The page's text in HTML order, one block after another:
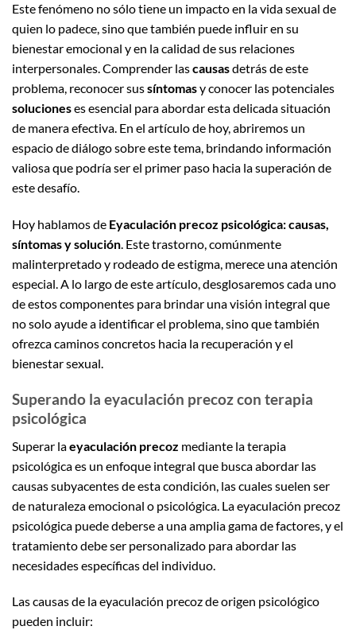
Este fenómeno no sólo tiene un impacto en la vida sexual de
quien lo padece, sino que también puede influir en su
bienestar emocional y en la calidad de sus relaciones
interpersonales. Comprender lascausasdetrás de este
problema, reconocer sussíntomasy conocer las potenciales
solucioneses esencial para abordar esta delicada situación
de manera efectiva. En el artículo de hoy, abriremos un
espacio de diálogo sobre este tema, brindando información
valiosa que podría ser el primer paso hacia la superación de
este desafío.
Hoy hablamos de Eyaculación precoz psicológica: causas,
síntomas y solución. Este trastorno, comúnmente
malinterpretado y rodeado de estigma, merece una atención
especial. A lo largo de este artículo, desglosaremos cada uno
de estos componentes para brindar una visión integral que
no solo ayude a identificar el problema, sino que también
ofrezca caminos concretos hacia la recuperación y el
bienestar sexual.
Superando la eyaculación precoz con terapia
psicológica
Superar laeyaculación precoz mediante la terapia
psicológica es un enfoque integral que busca abordar las
causas subyacentes de esta condición, las cuales suelen ser
de naturaleza emocional o psicológica. La eyaculación precoz
psicológica puede deberse a una amplia gama de factores, y el
tratamiento debe ser personalizado para abordar las
necesidades específicas del individuo.
Las causas de la eyaculación precoz de origen psicológico
pueden incluir: